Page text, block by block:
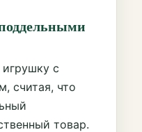
с
считая, что
товар.